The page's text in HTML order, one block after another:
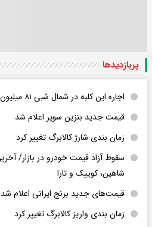
پربازدید‌ها
اجاره این کلبه در شمال شبی ۸۱ میلیون تومان است/ عکس
قیمت جدید بنزین سوپر اعلام شد
زمان بندی شارژ کالابرگ تغییر کرد
سقوط آزاد قیمت خودرو در بازار/
شاهین، کوییک و تارا
قیمت‌های جدید برنج ایرانی اعلام شد
زمان بندی واریز کالابرگ تغییر کرد